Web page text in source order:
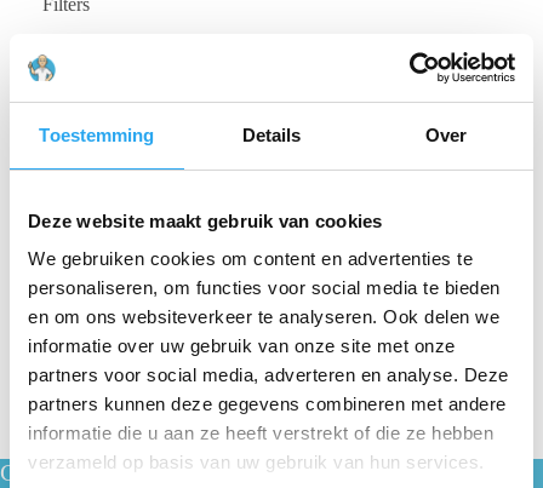
Toestemming Details Over
Deze website maakt gebruik van cookies
We gebruiken cookies om content en advertenties te
personaliseren, om functies voor social media te bieden
en om ons websiteverkeer te analyseren. Ook delen we
informatie over uw gebruik van onze site met onze
partners voor social media, adverteren en analyse. Deze
partners kunnen deze gegevens combineren met andere
informatie die u aan ze heeft verstrekt of die ze hebben
verzameld op basis van uw gebruik van hun services.
Filters
CATEGORIE
Containers
Prijs: € 134 —€ 2.250
Contact